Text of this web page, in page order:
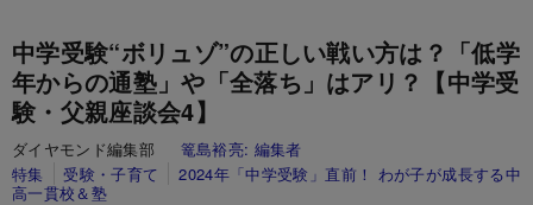
中学受験“ボリュゾ”の正しい戦い方は？「低学
年からの通塾」や「全落ち」はアリ？【中学受
験・父親座談会4】
ダイヤモンド編集部 篭島裕亮: 編集者
特集
受験・子育て
2024年「中学受験」直前！ わが子が成長する中
高一貫校＆塾